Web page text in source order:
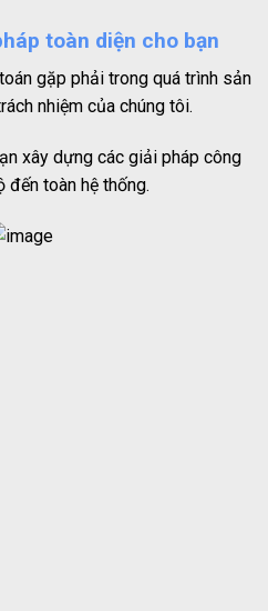
toàn diện cho bạn
gặp phải trong quá trình sản
nhiệm của chúng tôi.
xây dựng các giải pháp công
đến toàn hệ thống.